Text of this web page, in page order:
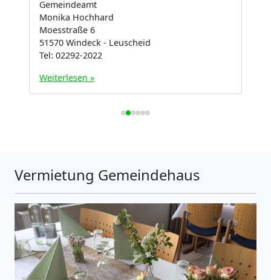
Gemeindeamt
Monika Hochhard
Moesstraße 6
51570 Windeck - Leuscheid
Tel: 02292-2022
Weiterlesen »
Vermietung Gemeindehaus